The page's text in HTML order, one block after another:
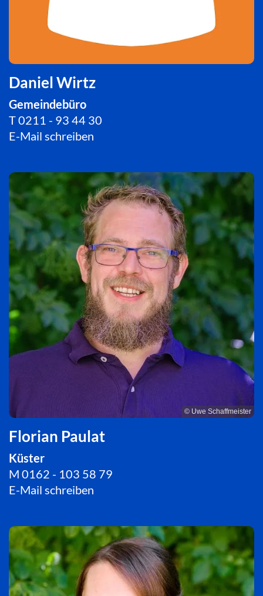
Daniel Wirtz
Gemeindebüro
T0211 - 93 44 30
E-Mail schreiben
© Uwe Schaffmeister
Florian Paulat
Küster
M 0162 - 103 58 79
E-Mail schreiben